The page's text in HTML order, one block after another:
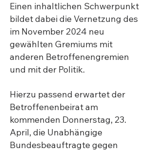
Einen inhaltlichen Schwerpunkt
bildet dabei die Vernetzung des
im November 2024 neu
gewählten Gremiums mit
anderen Betroffenengremien
und mit der Politik.
Hierzu passend erwartet der
Betroffenenbeirat am
kommenden Donnerstag, 23.
April, die Unabhängige
Bundesbeauftragte gegen